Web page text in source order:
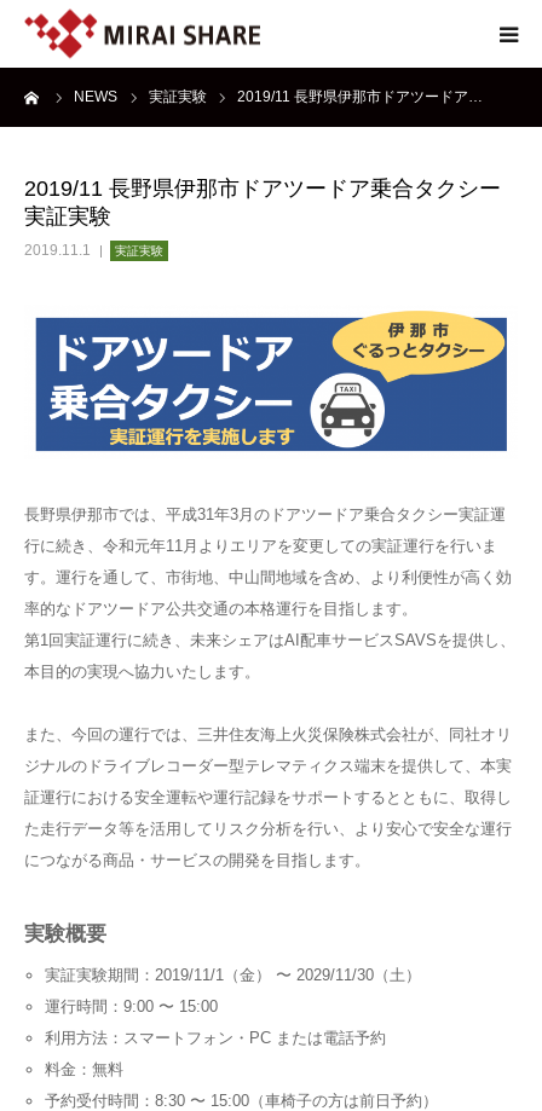
NEWS 実証実験 2019/11 長野県伊那市ドアツードア…
2019/11 長野県伊那市ドアツードア乗合タクシー
実証実験
2019.11.1 実証実験
長野県伊那市では、平成31年3月のドアツードア乗合タクシー実証運
行に続き、令和元年11月よりエリアを変更しての実証運行を行いま
す。運行を通して、市街地、中山間地域を含め、より利便性が高く効
率的なドアツードア公共交通の本格運行を目指します。
第1回実証運行に続き、未来シェアはAI配車サービスSAVSを提供し、
本目的の実現へ協力いたします。
また、今回の運行では、三井住友海上火災保険株式会社が、同社オリ
ジナルのドライブレコーダー型テレマティクス端末を提供して、本実
証運行における安全運転や運行記録をサポートするとともに、取得し
た走行データ等を活用してリスク分析を行い、より安心で安全な運行
につながる商品・サービスの開発を目指します。
実験概要
実証実験期間：2019/11/1（金） 〜 2029/11/30（土）
運行時間：9:00 〜 15:00
利用方法：スマートフォン・PC または電話予約
料金：無料
予約受付時間：8:30 〜 15:00（車椅子の方は前日予約）
NEWS
SERVICE